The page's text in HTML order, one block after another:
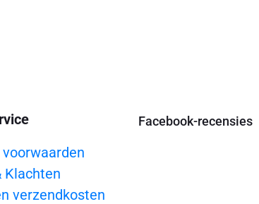
Klachten
verzendkosten
Facebook-recensies